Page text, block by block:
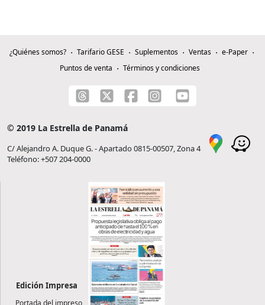
¿Quiénes somos? Tarifario GESE Suplementos Ventas
e-Paper
Puntos de venta
Términos y condiciones
© 2019 La Estrella de Panamá
C/ Alejandro A. Duque G. - Apartado 0815-00507, Zona 4
Teléfono: +507 204-0000
Edición Impresa
Portada del impreso